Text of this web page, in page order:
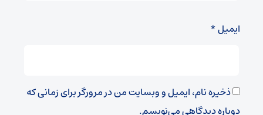
ایمیل*
ذخیره نام، ایمیل و وبسایت من در مرورگر برای زمانی که
دوباره دیدگاهی می‌نویسم.